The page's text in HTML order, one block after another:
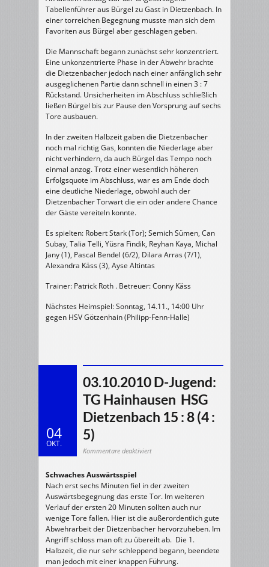
Bürgel
II
(a.K.)
17
:
:
12)
Tabellenführer aus Bürgel zu Gast in Dietzenbach. In
einer torreichen Begegnung musste man sich dem
Favoriten aus Bürgel aber geschlagen geben.
Die Mannschaft begann zunächst sehr konzentriert.
Eine unkonzentrierte Phase in der Abwehr brachte
die Dietzenbacher jedoch nach einer anfänglich sehr
ausgeglichenen Partie dann schnell in einen 3 : 7
Rückstand. Unsicherheiten im Abschluss schließlich
ließen Bürgel bis zur Pause den Vorsprung auf sechs
Tore ausbauen.
In der zweiten Halbzeit gaben die Dietzenbacher
noch mal richtig Gas, konnten die Niederlage aber
nicht verhindern, da auch Bürgel das Tempo noch
einmal anzog. Trotz einer wesentlich höheren
Erfolgsquote im Abschluss, war es am Ende doch
eine deutliche Niederlage, obwohl auch der
Dietzenbacher Torwart die ein oder andere Chance
der Gäste vereiteln konnte.
Es spielten: Robert Stark (Tor); Semich Sümen, Can
Subay, Talia Telli, Yüsra Findik, Reyhan Kaya, Michal
Jany (1), Pascal Bendel (6/2), Dilara Arras (7/1),
Alexandra Käss (3), Ayse Altintas
Trainer: Patrick Roth . Betreuer: Conny Käss
Nächstes Heimspiel: Sonntag, 14.11., 14:00 Uhr
gegen HSV Götzenhain (Philipp-Fenn-Halle)
04
OKT.
03.10.2010 D-Jugend:
TG Hainhausen  HSG
Dietzenbach 15 : 8 (4 :
5)
Kommentare deaktiviertfür
HSG
Dietzenbach
15
:
8
(4
:
5)
Schwaches Auswärtsspiel
Nach erst sechs Minuten fiel in der zweiten
Auswärtsbegegnung das erste Tor. Im weiteren
Verlauf der ersten 20 Minuten sollten auch nur
wenige Tore fallen. Hier ist die außerordentlich gute
Abwehrarbeit der Dietzenbacher hervorzuheben. Im
Angriff schloss man oft zu übereilt ab. Die 1.
Halbzeit, die nur sehr schleppend begann, beendete
man jedoch mit einer knappen Führung.